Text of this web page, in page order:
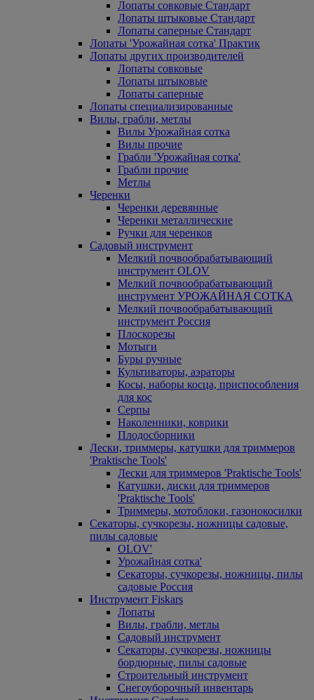
Лопаты совковые Стандарт
Лопаты штыковые Стандарт
Лопаты саперные Стандарт
Лопаты 'Урожайная сотка' Практик
Лопаты других производителей
Лопаты совковые
Лопаты штыковые
Лопаты саперные
Лопаты специализированные
Вилы, грабли, метлы
Вилы Урожайная сотка
Вилы прочие
Грабли 'Урожайная сотка'
Грабли прочие
Метлы
Черенки
Черенки деревянные
Черенки металлические
Ручки для черенков
Садовый инструмент
Мелкий почвообрабатывающий
инструмент OLOV
Мелкий почвообрабатывающий
инструмент УРОЖАЙНАЯ СОТКА
Мелкий почвообрабатывающий
инструмент Россия
Плоскорезы
Мотыги
Буры ручные
Культиваторы, аэраторы
Косы, наборы косца, приспособления
для кос
Серпы
Наколенники, коврики
Плодосборники
Лески, триммеры, катушки для триммеров
'Praktische Tools'
Лески для триммеров 'Praktische Tools'
Катушки, диски для триммеров
'Praktische Tools'
Триммеры, мотоблоки, газонокосилки
Секаторы, сучкорезы, ножницы садовые,
пилы садовые
OLOV'
Урожайная сотка'
Секаторы, сучкорезы, ножницы, пилы
садовые Россия
Инструмент Fiskars
Лопаты
Вилы, грабли, метлы
Садовый инструмент
Секаторы, сучкорезы, ножницы
бордюрные, пилы садовые
Строительный инструмент
Снегоуборочный инвентарь